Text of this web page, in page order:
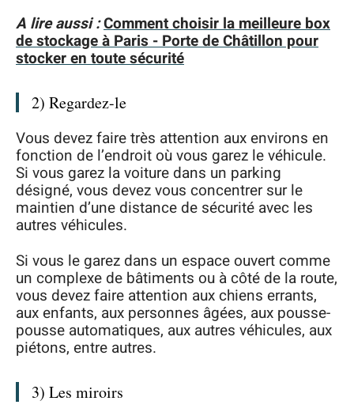
A lire aussi :Comment choisir la meilleure box
de stockage à Paris - Porte de Châtillon pour
stocker en toute sécurité
2) Regardez-le
Vous devez faire très attention aux environs en
fonction de l’endroit où vous garez le véhicule.
Si vous garez la voiture dans un parking
désigné, vous devez vous concentrer sur le
maintien d’une distance de sécurité avec les
autres véhicules.
Si vous le garez dans un espace ouvert comme
un complexe de bâtiments ou à côté de la route,
vous devez faire attention aux chiens errants,
aux enfants, aux personnes âgées, aux pousse-
pousse automatiques, aux autres véhicules, aux
piétons, entre autres.
3) Les miroirs